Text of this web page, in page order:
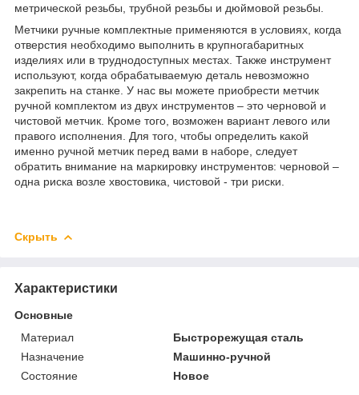
метрической резьбы, трубной резьбы и дюймовой резьбы.
Метчики ручные комплектные применяются в условиях, когда
отверстия необходимо выполнить в крупногабаритных
изделиях или в труднодоступных местах. Также инструмент
используют, когда обрабатываемую деталь невозможно
закрепить на станке. У нас вы можете приобрести метчик
ручной комплектом из двух инструментов – это черновой и
чистовой метчик. Кроме того, возможен вариант левого или
правого исполнения. Для того, чтобы определить какой
именно ручной метчик перед вами в наборе, следует
обратить внимание на маркировку инструментов: черновой –
одна риска возле хвостовика, чистовой - три риски.
Скрыть
Характеристики
Основные
Материал
Быстрорежущая сталь
Назначение
Машинно-ручной
Состояние
Новое